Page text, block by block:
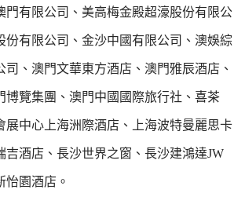
門有限公司、美高梅金殿超濠股份有限公
份有限公司、金沙中國有限公司、澳娛綜
司、澳門文華東方酒店、澳門雅辰酒店、
博覽集團、澳門中國國際旅行社、喜茶
展中心上海洲際酒店、上海波特曼麗思卡
吉酒店、長沙世界之窗、長沙建鴻達JW
怡園酒店。